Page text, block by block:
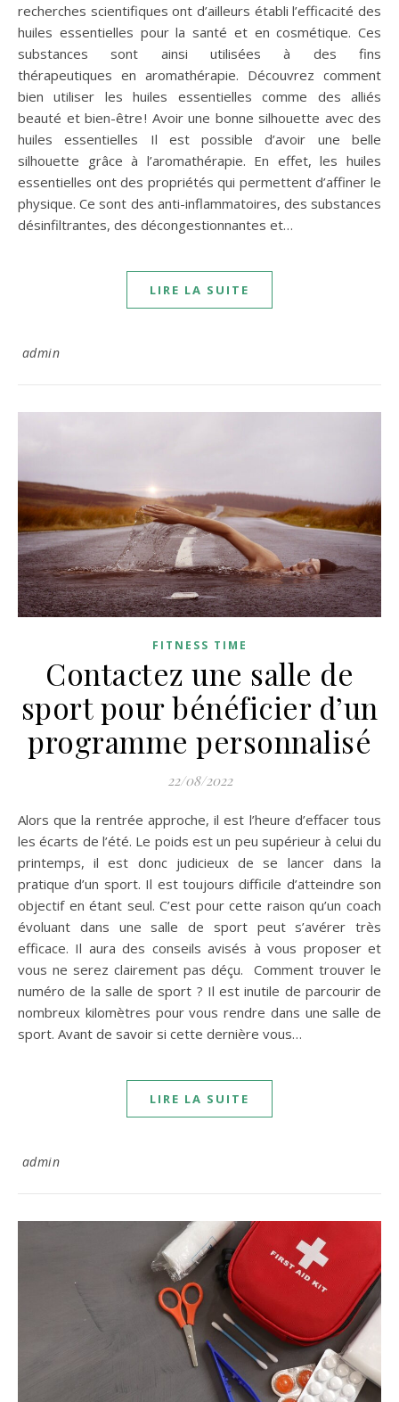
recherches scientifiques ont d’ailleurs établi l’efficacité des
huiles essentielles pour la santé et en cosmétique. Ces
substances sont ainsi utilisées à des fins
thérapeutiques en aromathérapie. Découvrez comment
bien utiliser les huiles essentielles comme des alliés
beauté et bien-être ! Avoir une bonne silhouette avec des
huiles essentielles Il est possible d’avoir une belle
silhouette grâce à l’aromathérapie. En effet, les huiles
essentielles ont des propriétés qui permettent d’affiner le
physique. Ce sont des anti-inflammatoires, des substances
désinfiltrantes, des décongestionnantes et…
LIRE LA SUITE
admin
FITNESS TIME
Contactez une salle de
sport pour bénéficier d’un
programme personnalisé
22/08/2022
Alors que la rentrée approche, il est l’heure d’effacer tous
les écarts de l’été. Le poids est un peu supérieur à celui du
printemps, il est donc judicieux de se lancer dans la
pratique d’un sport. Il est toujours difficile d’atteindre son
objectif en étant seul. C’est pour cette raison qu’un coach
évoluant dans une salle de sport peut s’avérer très
efficace. Il aura des conseils avisés à vous proposer et
vous ne serez clairement pas déçu. Comment trouver le
numéro de la salle de sport ? Il est inutile de parcourir de
nombreux kilomètres pour vous rendre dans une salle de
sport. Avant de savoir si cette dernière vous…
LIRE LA SUITE
admin